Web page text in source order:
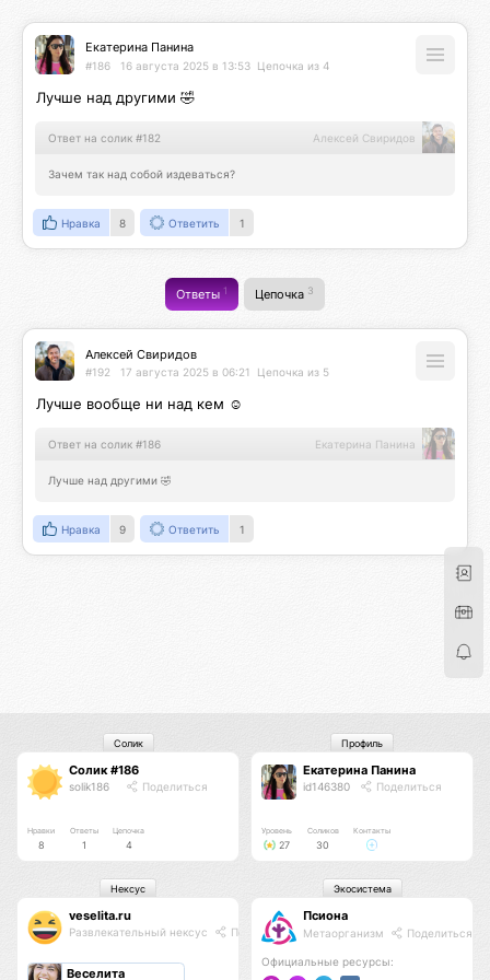
Екатерина Панина
#186 16 августа 2025 в 13:53 Цепочка из 4
Лучше над другими 🤣
Ответ на солик #182 Алексей Свиридов
Зачем так над собой издеваться?
Нравка 8 Ответить 1
Ответы1 Цепочка 3
Алексей Свиридов
#192 17 августа 2025 в 06:21 Цепочка из 5
Лучше вообще ни над кем ☺️
Ответ на солик #186 Екатерина Панина
Лучше над другими 🤣
Нравка 9 Ответить 1
Солик #186
solik186 Поделиться
Нравки
8
Ответы
1
Цепочка
4
Солик
Екатерина Панина
id146380 Поделиться
Уровень
27
Соликов
30
Контакты
Профиль
veselita.ru
Развлекательный нексус Поделиться
Веселита
Нексус
Псиона
Метаорганизм Поделиться
Официальные ресурсы:
Экосистема